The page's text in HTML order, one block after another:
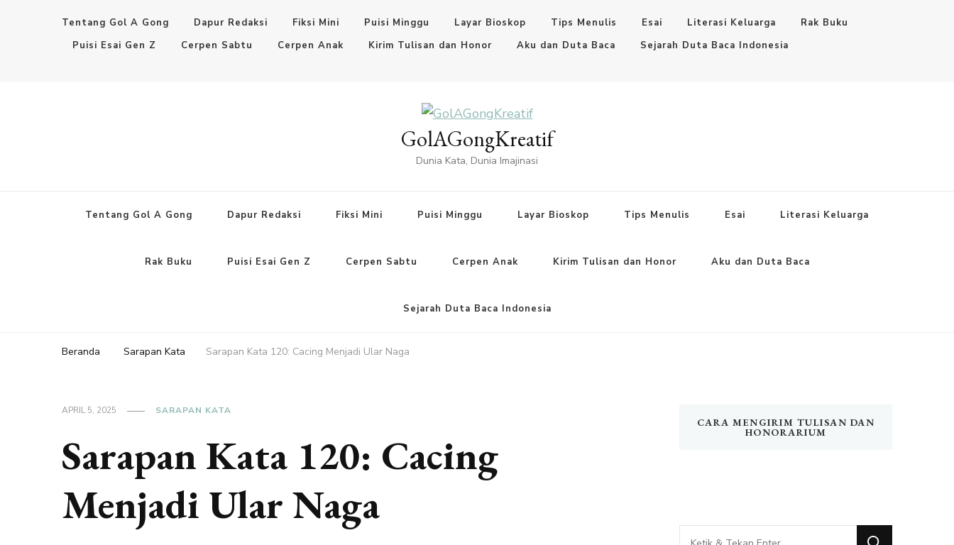
Tentang Gol A Gong Dapur Redaksi Fiksi Mini Puisi Minggu Layar Bioskop Tips Menulis Esai Literasi Keluarga
Rak Buku
Puisi Esai Gen Z
Cerpen Sabtu Cerpen Anak Kirim Tulisan dan Honor Aku dan Duta Baca Sejarah Duta Baca Indonesia
GolAGongKreatif
Dunia Kata, Dunia Imajinasi
Tentang Gol A Gong Dapur Redaksi Fiksi Mini Puisi Minggu Layar Bioskop Tips Menulis Esai Literasi Keluarga
Rak Buku Puisi Esai Gen Z Cerpen Sabtu Cerpen Anak Kirim Tulisan dan Honor Aku dan Duta Baca
Sejarah Duta Baca Indonesia
Beranda Sarapan Kata Sarapan Kata 120: Cacing Menjadi Ular Naga
APRIL 5, 2025 SARAPAN KATA
Sarapan Kata 120: Cacing
Menjadi Ular Naga
CARA MENGIRIM TULISAN DAN
HONORARIUM
Mencari